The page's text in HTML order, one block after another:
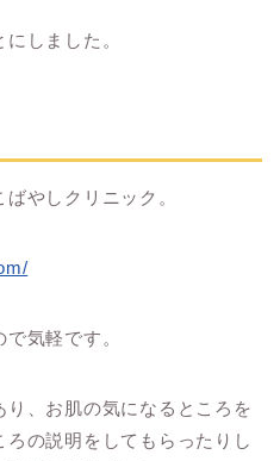
しました。
やしクリニック。
気軽です。
、お肌の気になるところを
の説明をしてもらったりし